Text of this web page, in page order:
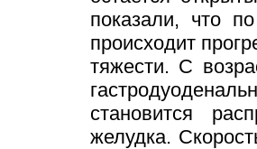
показали, что
происходит
тяжести. С
становится
желудка.